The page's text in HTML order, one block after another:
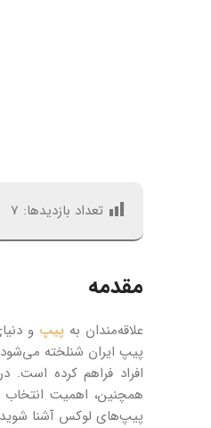
تعداد بازدیدها: 7
مقدمه
علاقه‌مندان به پیپ و
پیپ ایران شنلخته
افراد فراهم کرده است.
همچنین، اهمیت انتخاب
پیپ‌های لوکس آشنا شوید